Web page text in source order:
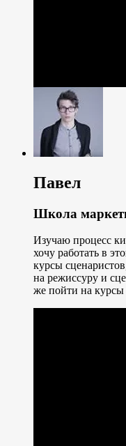
Павел
Школа
Изучаю процесс
хочу работать в
курсы
на режиссуру и
же пойти на курсы